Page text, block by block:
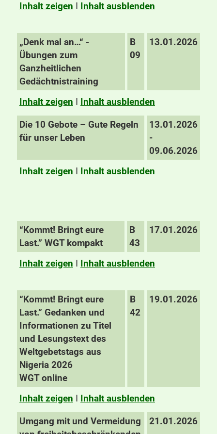
Inhalt zeigen I Inhalt ausblenden
„Denk mal an…“ -
Übungen zum
Ganzheitlichen
Gedächtnistraining
B
09
13.01.2026
Inhalt zeigen I Inhalt ausblenden
Die 10 Gebote – Gute Regeln
für unser Leben
13.01.2026
-
09.06.2026
Inhalt zeigen I Inhalt ausblenden
“Kommt! Bringt eure
Last.” WGT kompakt
B
43
17.01.2026
Inhalt zeigen I Inhalt ausblenden
“Kommt! Bringt eure
Last.” Gedanken und
Informationen zu Titel
und Lesungstext des
Weltgebetstags aus
Nigeria 2026
WGT online
B
42
19.01.2026
Inhalt zeigen I Inhalt ausblenden
Umgang mit und Vermeidung
21.01.2026